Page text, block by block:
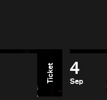
Ticket 4
Sep